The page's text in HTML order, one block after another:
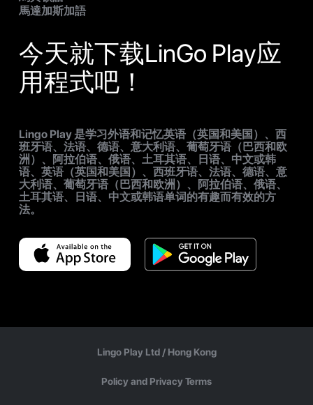
馬達加斯加語
今天就下载LinGo Play应
用程式吧！
Lingo Play 是学习外语和记忆英语（英国和美国）、西
班牙语、法语、德语、意大利语、葡萄牙语（巴西和欧
洲）、阿拉伯语、俄语、土耳其语、日语、中文或韩
语、英语（英国和美国）、西班牙语、法语、德语、意
大利语、葡萄牙语（巴西和欧洲）、阿拉伯语、俄语、
土耳其语、日语、中文或韩语单词的有趣而有效的方
法。
Lingo Play Ltd / Hong Kong
Policy and Privacy Terms